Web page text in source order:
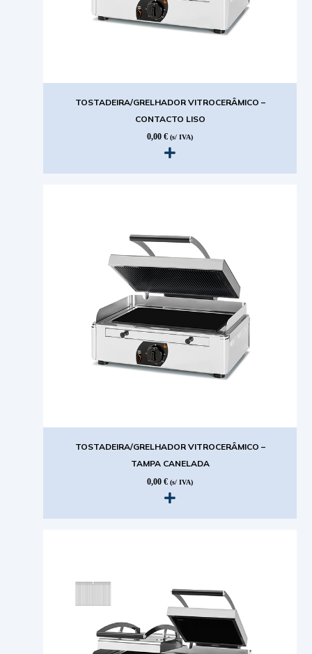
TOSTADEIRA/GRELHADOR VITROCERÂMICO –
CONTACTO LISO
0,00 € (s/ IVA)
TOSTADEIRA/GRELHADOR VITROCERÂMICO –
TAMPA CANELADA
0,00 € (s/ IVA)